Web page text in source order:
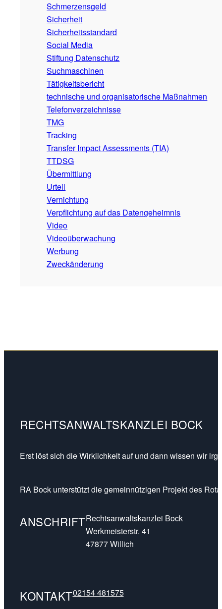
Schmerzensgeld
Sicherheit
Sicherheitsstandard
Social Media
Stiftung Datenschutz
Suchmaschinen
Tätigkeitsbericht
technische und organisatorische Maßnahmen
Telefonverzeichnisse
TMG
Tracking
Transfer Impact Assessments (TIA)
TTDSG
Übermittlung
Urteil
Vernichtung
Verpflichtung auf das Datengeheimnis
Video
Videoüberwachung
Werbung
Zweckänderung
RECHTSANWALTSKANZLEI BOCK
Erst löst sich die Wirklichkeit auf und dann wissen wir
RA Bock unterstützt die gemeinnützigen Projekt des
ANSCHRIFTRechtsanwaltskanzlei Bock
Werkmeisterstr. 41
47877 Willich
KONTAKT02154 481575